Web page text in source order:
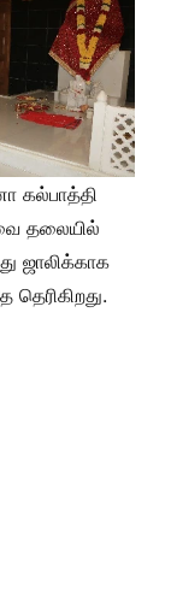
கல்பாத்தி
தலையில்
ஜாலிக்காக